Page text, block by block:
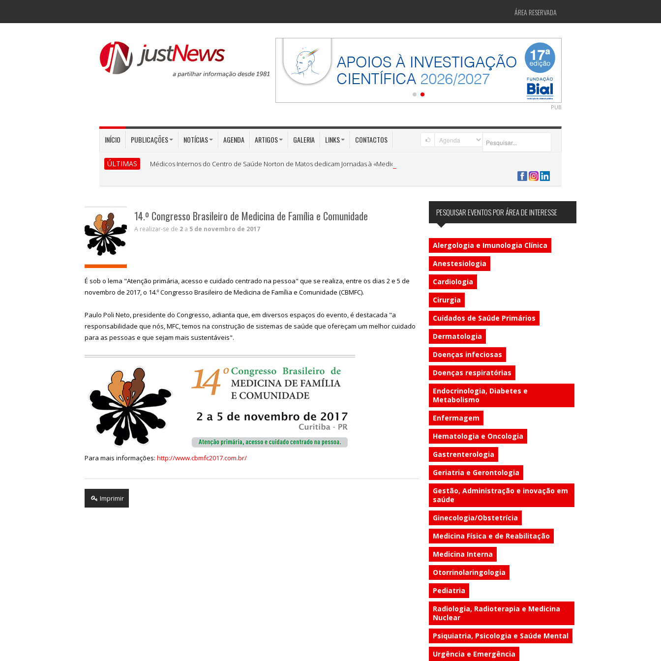
ÁREA RESERVADA
PUB
INÍCIO PUBLICAÇÕES NOTÍCIAS AGENDA ARTIGOS GALERIA LINKS CONTACTOS
ÚLTIMAS Médicos Internos do Centro de Saúde Norton de Matos dedicam Jornadas à «Medicina Preventiva»
14.º Congresso Brasileiro de Medicina de Família e Comunidade
A realizar-se de 2 a 5 de novembro de 2017
É sob o lema "Atenção primária, acesso e cuidado centrado na pessoa" que se realiza, entre os dias 2 e 5 de
novembro de 2017, o 14.º Congresso Brasileiro de Medicina de Família e Comunidade (CBMFC).
Paulo Poli Neto, presidente do Congresso, adianta que, em diversos espaços do evento, é destacada "a
responsabilidade que nós, MFC, temos na construção de sistemas de saúde que ofereçam um melhor cuidado
para as pessoas e que sejam mais sustentáveis".
Para mais informações: http://www.cbmfc2017.com.br/
Imprimir
PESQUISAR EVENTOS POR ÁREA DE INTERESSE
Alergologia e Imunologia Clínica
Anestesiologia
Cardiologia
Cirurgia
Cuidados de Saúde Primários
Dermatologia
Doenças infeciosas
Doenças respiratórias
Endocrinologia, Diabetes e
Metabolismo
Enfermagem
Hematologia e Oncologia
Gastrenterologia
Geriatria e Gerontologia
Gestão, Administração e inovação em
saúde
Ginecologia/Obstetrícia
Medicina Física e de Reabilitação
Medicina Interna
Otorrinolaringologia
Pediatria
Radiologia, Radioterapia e Medicina
Nuclear
Psiquiatria, Psicologia e Saúde Mental
Urgência e Emergência